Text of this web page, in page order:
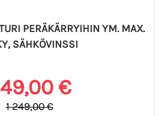
PERÄKÄRRYIHIN YM. MAX.
SÄHKÖVINSSI
€
1 249,00 €